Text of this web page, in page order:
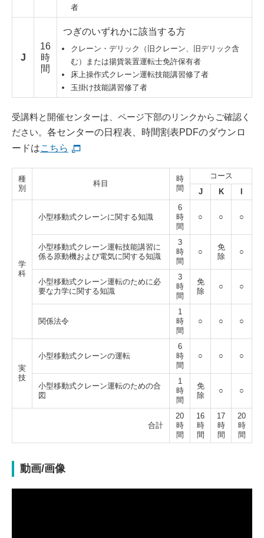
者
J
16
時
間
つぎのいずれかに該当する方
クレーン・デリック（旧クレーン、旧デリック含
む）または揚貨装置運転士免許保有者
床上操作式クレーン運転技能講習修了者
玉掛け技能講習修了者
受講料と開催センターは、ページ下部のリンクからご確認く
ださい。 各センターの日程表、時間割表PDFのダウンロ
ードはこちら
種
別
科目
時
間
コース
J
K
学
科
小型移動式クレーンに関する知識
6
時
間
○ ○ ○
小型移動式クレーン運転技能講習に
係る原動機および電気に関する知識
3
時
間
○
免
除
○
小型移動式クレーン運転のために必
要な力学に関する知識
3
時
間
免
除
○ ○
関係法令
1
時
間
○ ○ ○
実
技
小型移動式クレーンの運転
6
時
間
○ ○ ○
小型移動式クレーン運転のための合
図
1
時
間
免
除
○ ○
合計
20
時
間
16
時
間
17
時
間
20
時
間
動画/画像